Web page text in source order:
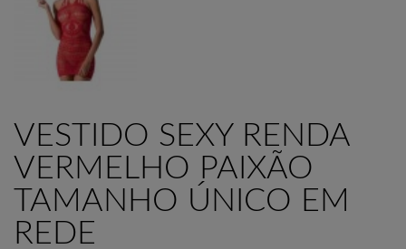
VESTIDO SEXY RENDA
VERMELHO PAIXÃO
TAMANHO ÚNICO EM
REDE